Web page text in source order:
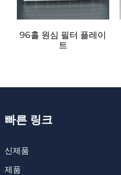
96홀 원심 필터 플레이
트
빠른 링크
신제품
제품